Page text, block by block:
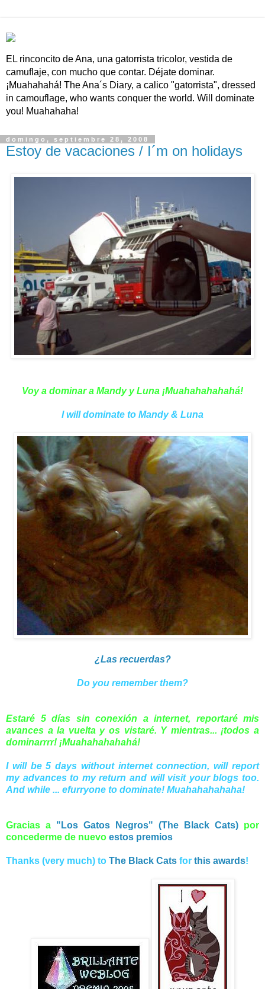
EL rinconcito de Ana, una gatorrista tricolor, vestida de
camuflaje, con mucho que contar. Déjate dominar.
¡Muahahahá! The Ana´s Diary, a calico "gatorrista", dressed
in camouflage, who wants conquer the world. Will dominate
you! Muahahaha!
domingo, septiembre 28, 2008
Estoy de vacaciones / I´m on holidays
Voy a dominar a Mandy y Luna ¡Muahahahahahá!
I will dominate to Mandy & Luna
¿Las recuerdas?
Do you remember them?
Estaré 5 días sin conexión a internet, reportaré mis
avances a la vuelta y os vistaré. Y mientras... ¡todos a
dominarrrr! ¡Muahahahahahá!
I will be 5 days without internet connection, will report
my advances to my return and will visit your blogs too.
And while ... efurryone to dominate! Muahahahahaha!
Gracias a "Los Gatos Negros" (The Black Cats) por
concederme de nuevo estos premios
Thanks (very much) to The Black Cats for this awards!